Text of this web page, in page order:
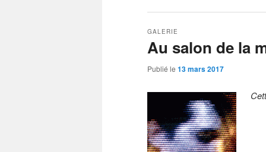
dans
nouvelle
fenêtre)
Au salon de la
GALERIE
Publié le 13 mars 2017